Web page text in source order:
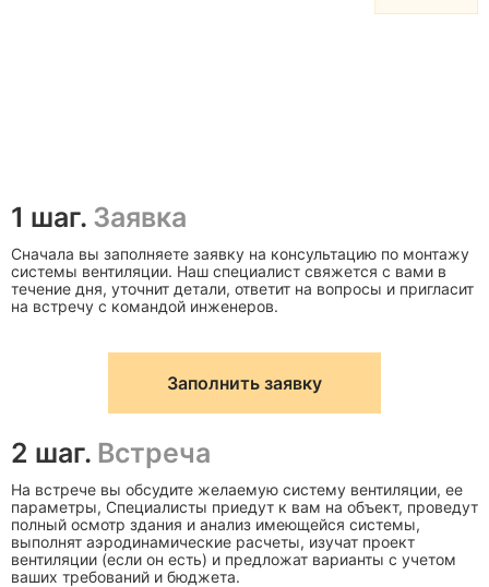
1 шаг. Заявка
Сначала вы заполняете заявку на консультацию по монтажу
системы вентиляции. Наш специалист свяжется с вами в
течение дня, уточнит детали, ответит на вопросы и пригласит
на встречу с командой инженеров.
Заполнить заявку
2 шаг. Встреча
На встрече вы обсудите желаемую систему вентиляции, ее
параметры, Специалисты приедут к вам на объект, проведут
полный осмотр здания и анализ имеющейся системы,
выполнят аэродинамические расчеты, изучат проект
вентиляции (если он есть) и предложат варианты с учетом
ваших требований и бюджета.